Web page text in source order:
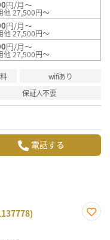
円/月～
他 27,500円～
円/月～
他 27,500円～
円/月～
他 27,500円～
wifiあり
保証人不要
電話する